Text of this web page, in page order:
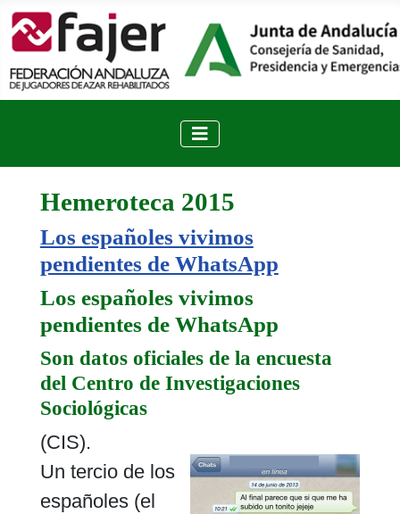
Hemeroteca 2015
Los españoles vivimos
pendientes de WhatsApp
Los españoles vivimos
pendientes de WhatsApp
Son datos oficiales de la encuesta
del Centro de Investigaciones
Sociológicas
(CIS).
Un tercio de los
españoles (el